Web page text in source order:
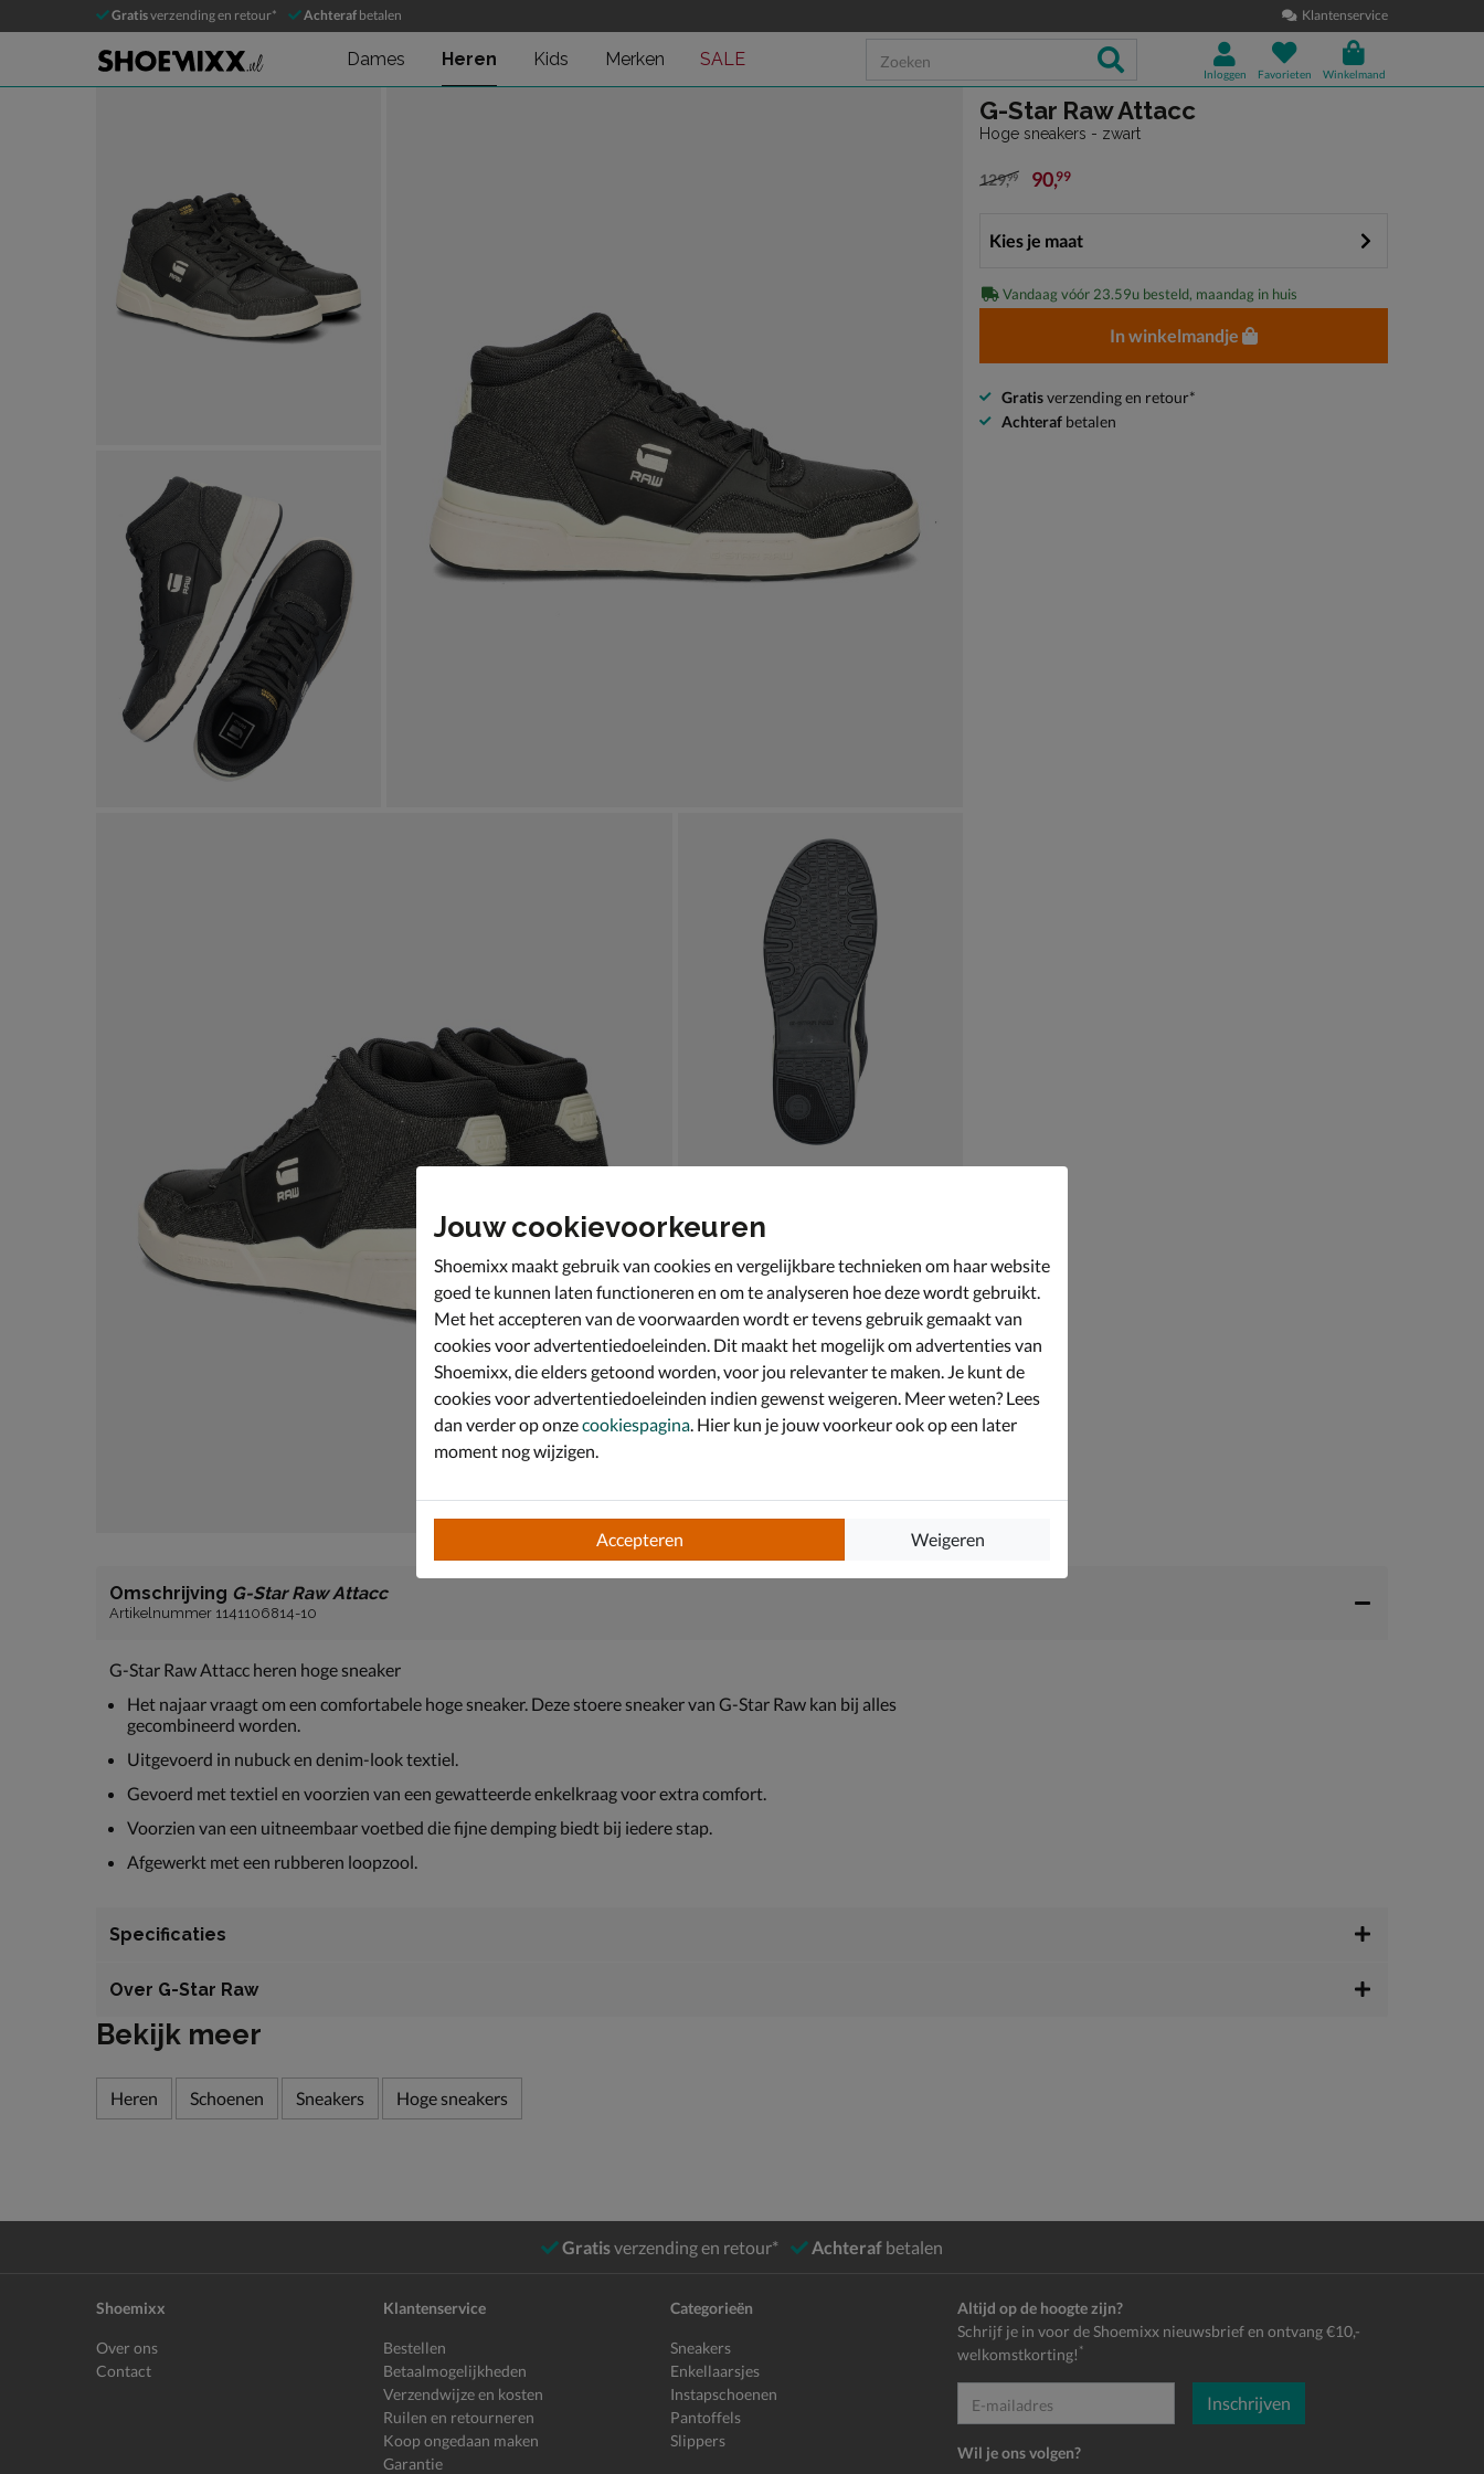
Gratisverzending en retour* Achteraf betalen Klantenservice
Dames Heren Kids Merken SALE
Inloggen Favorieten Winkelmand
G-Star Raw Attacc
Hoge sneakers
G-Star Raw Attacc
Hoge sneakers - zwart
van € 129,99 voor € 90,99
129,99 90,99
Kies je maat
Vandaag vóór 23.59u besteld, maandag in huis
In winkelmandje
Gratisverzending en retour*
Achteraf betalen
Omschrijving G-Star Raw Attacc
Artikelnummer 1141106814-10
G-Star Raw Attacc heren hoge sneaker
Het najaar vraagt om een comfortabele hoge sneaker. Deze stoere sneaker van G-Star Raw kan bij alles
gecombineerd worden.
Uitgevoerd in nubuck en denim-look textiel.
Gevoerd met textiel en voorzien van een gewatteerde enkelkraag voor extra comfort.
Voorzien van een uitneembaar voetbed die fijne demping biedt bij iedere stap.
Afgewerkt met een rubberen loopzool.
Specificaties
Over G-Star Raw
Bekijk meer
Heren Schoenen Sneakers Hoge sneakers
Gratisverzending en retour* Achteraf betalen
Shoemixx
Over ons
Contact
Klantenservice
Bestellen
Betaalmogelijkheden
Verzendwijze en kosten
Ruilen en retourneren
Koop ongedaan maken
Garantie
Categorieën
Sneakers
Enkellaarsjes
Instapschoenen
Pantoffels
Slippers
Altijd op de hoogte zijn?
Schrijf je in voor de Shoemixx nieuwsbrief en ontvang €10,-
welkomstkorting! *
E-mailadres Inschrijven
Wil je ons volgen?
Jouw cookievoorkeuren
Shoemixx maakt gebruik van cookies en vergelijkbare technieken om haar website
goed te kunnen laten functioneren en om te analyseren hoe deze wordt gebruikt.
Met het accepteren van de voorwaarden wordt er tevens gebruik gemaakt van
cookies voor advertentiedoeleinden. Dit maakt het mogelijk om advertenties van
Shoemixx, die elders getoond worden, voor jou relevanter te maken. Je kunt de
cookies voor advertentiedoeleinden indien gewenst weigeren. Meer weten? Lees
dan verder op onzecookiespagina . Hier kun je jouw voorkeur ook op een later
moment nog wijzigen.
Accepteren Weigeren